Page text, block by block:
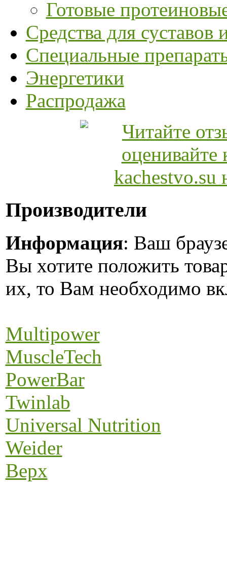
Готовые
Средства для суставов
Специальные
Энергетики
Распродажа
Производители
Информация: Ваш
Вы хотите положить
их, то Вам необходимо
Multipower
MuscleTech
PowerBar
Twinlab
Universal Nutrition
Weider
Верх